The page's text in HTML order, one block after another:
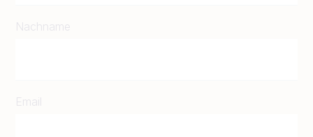
Nachname
Email